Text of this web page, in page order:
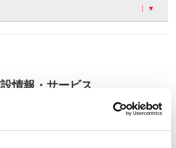
情報・サービス